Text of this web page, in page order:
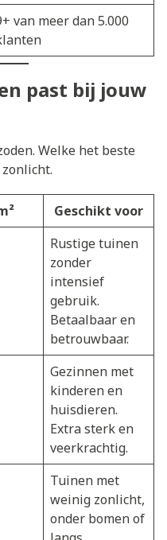
van meer dan 5.000
past bij jouw
Welke het beste
Geschikt voor
Rustige tuinen
zonder
intensief
gebruik.
Betaalbaar en
betrouwbaar.
Gezinnen met
kinderen en
huisdieren.
Extra sterk en
veerkrachtig.
Tuinen met
weinig zonlicht,
onder bomen of